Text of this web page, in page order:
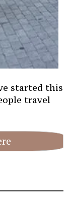
started this
travel